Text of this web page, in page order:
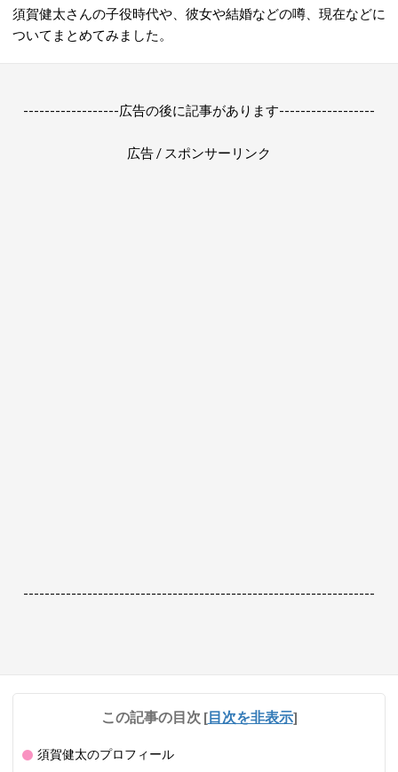
須賀健太さんの子役時代や、彼女や結婚などの噂、現在などに
ついてまとめてみました。
------------------広告の後に記事があります------------------
広告 / スポンサーリンク
------------------------------------------------------------------
この記事の目次 [目次を非表示]
須賀健太のプロフィール